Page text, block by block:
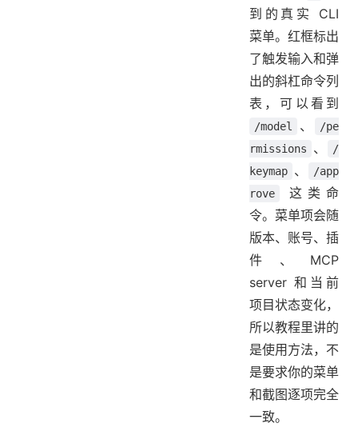
到的真实 CLI
菜单。红框标出
了触发输入和弹
出的斜杠命令列
表，可以看到
/model 、
/pe
rmissions
、
/
keymap 、
/app
rove
这类命
令。菜单项会随
版本、账号、插
件、MCP
server 和当前
项目状态变化，
所以教程里讲的
是使用方法，不
是要求你的菜单
和截图逐项完全
一致。